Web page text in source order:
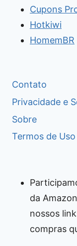
Cupons
Hotkiwi
HomemBR
Contato
Privacidade e
Sobre
Termos de Uso
da
nossos
compras